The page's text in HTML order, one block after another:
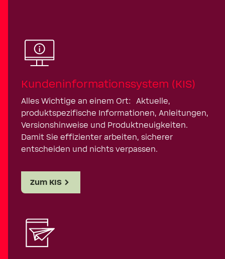
Kundeninformationssystem (KIS)
Alles Wichtige an einem Ort: Aktuelle,
produktspezifische Informationen, Anleitungen,
Versionshinweise und Produktneuigkeiten.
Damit Sie effizienter arbeiten, sicherer
entscheiden und nichts verpassen.
Zum KIS